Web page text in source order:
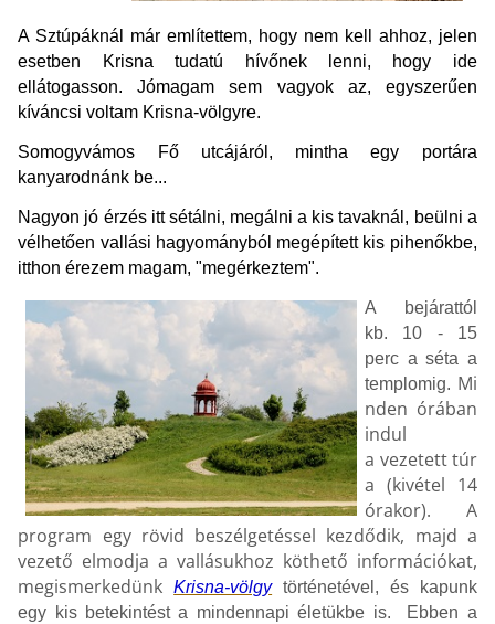
A Sztúpáknál már említettem, hogy nem kell ahhoz, jelen
esetben Krisna tudatú hívőnek lenni, hogy ide
ellátogasson. Jómagam sem vagyok az, egyszerűen
kíváncsi voltam Krisna-völgyre.
Somogyvámos Fő utcájáról, mintha egy portára
kanyarodnánk be...
Nagyon jó érzés itt sétálni, megálni a kis tavaknál, beülni a
vélhetően vallási hagyományból megépített kis pihenőkbe,
itthon érezem magam, "megérkeztem".
A bejárattól
kb. 10 - 15
perc a séta a
templomig. Mi
nden órában
indul
a vezetett túr
a (kivétel 14
órakor). A
program egy rövid beszélgetéssel kezdődik, majd a
vezető elmodja a vallásukhoz köthető információkat,
megismerkedünkKrisna-völgytörténetével, és kapunk
egy kis betekintést a mindennapi életükbe is. Ebben a